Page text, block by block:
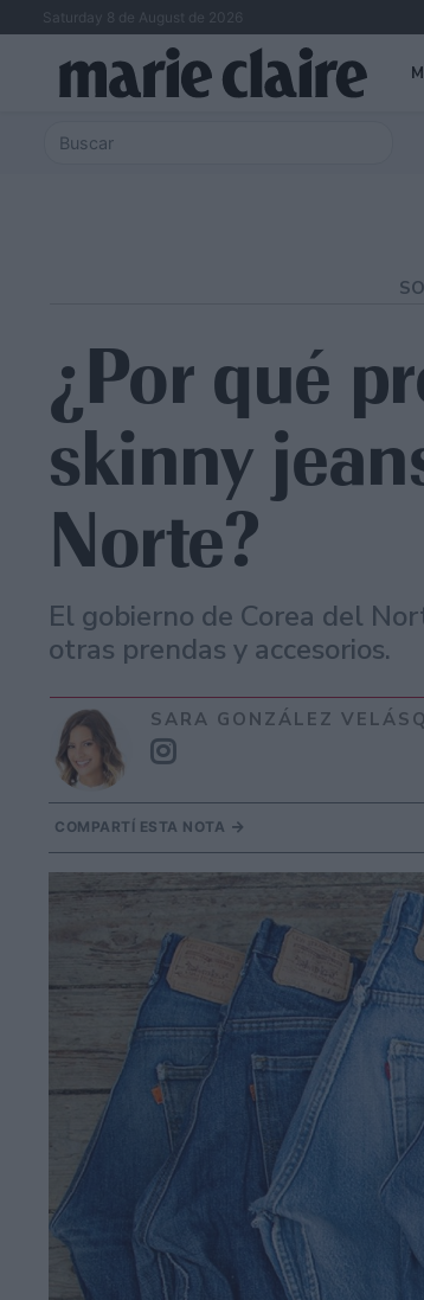
Saturday 8 de August de 2026
¿Por qué
skinny
Norte?
El gobierno de Corea del
otras prendas y accesorios.
SARA GONZÁLEZ
COMPARTÍ ESTA NOTA